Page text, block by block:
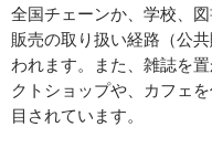
全国チェーンか、学校、
販売の取り扱い経路（公
われます。また、雑誌を
クトショップや、カフェ
目されています。